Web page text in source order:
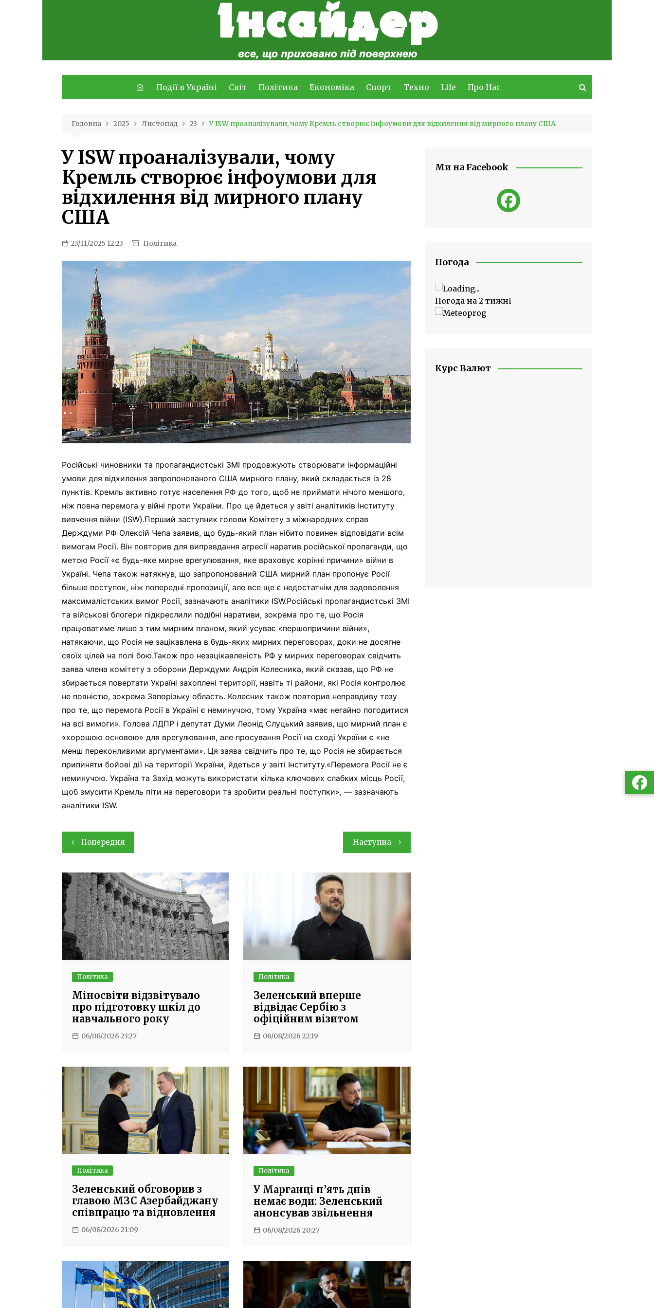
Події в Україні Світ Політика Економіка Спорт Техно Life Про Нас
Головна 2025 Листопад 23 У ISW проаналізували, чому Кремль створює інфоумови для відхилення від мирного плану США
У ISW проаналізували, чому
Кремль створює інфоумови для
відхилення від мирного плану
США
23/11/2025 12:23 Політика
Російські чиновники та пропагандистські ЗМІ продовжують створювати інформаційні
умови для відхилення запропонованого США мирного плану, який складається із 28
пунктів. Кремль активно готує населення РФ до того, щоб не приймати нічого меншого,
ніж повна перемога у війні проти України. Про це йдеться у звіті аналітиків Інституту
вивчення війни (ISW).Перший заступник голови Комітету з міжнародних справ
Держдуми РФ Олексій Чепа заявив, що будь-який план нібито повинен відповідати всім
вимогам Росії. Він повторив для виправдання агресії наратив російської пропаганди, що
метою Росії «є будь-яке мирне врегулювання, яке враховує корінні причини» війни в
Україні. Чепа також натякнув, що запропонований США мирний план пропонує Росії
більше поступок, ніж попередні пропозиції, але все ще є недостатнім для задоволення
максималістських вимог Росії, зазначають аналітики ISW.Російські пропагандистські ЗМІ
та військові блогери підкреслили подібні наративи, зокрема про те, що Росія
працюватиме лише з тим мирним планом, який усуває «першопричини війни»,
натякаючи, що Росія не зацікавлена в будь-яких мирних переговорах, доки не досягне
своїх цілей на полі бою.Також про незацікавленість РФ у мирних переговорах свідчить
заява члена комітету з оборони Держдуми Андрія Колесника, який сказав, що РФ не
збирається повертати Україні захоплені території, навіть ті райони, які Росія контролює
не повністю, зокрема Запорізьку область. Колесник також повторив неправдиву тезу
про те, що перемога Росії в Україні є неминучою, тому Україна «має негайно погодитися
на всі вимоги». Голова ЛДПР і депутат Думи Леонід Слуцький заявив, що мирний план є
«хорошою основою» для врегулювання, але просування Росії на сході України є «не
менш переконливими аргументами». Ця заява свідчить про те, що Росія не збирається
припиняти бойові дії на території України, йдеться у звіті Інституту.«Перемога Росії не є
неминучою. Україна та Захід можуть використати кілька ключових слабких місць Росії,
щоб змусити Кремль піти на переговори та зробити реальні поступки», — зазначають
аналітики ISW.
Навігація
записів
Попередня Наступна
Політика
Міносвіти відзвітувало
про підготовку шкіл до
навчального року
06/08/2026 23:27
Політика
Зеленський вперше
відвідає Сербію з
офіційним візитом
06/08/2026 22:19
Політика
Зеленський обговорив з
главою МЗС Азербайджану
співпрацю та відновлення
06/08/2026 21:09
Політика
У Марганці п’ять днів
немає води: Зеленський
анонсував звільнення
06/08/2026 20:27
Ми на Facebook
Погода
Погода на 2 тижні
Курс Валют